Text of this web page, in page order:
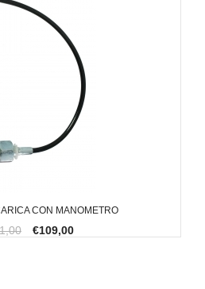
CON MANOMETRO
€109,00